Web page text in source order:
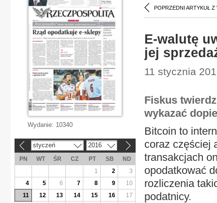
POPRZEDNI ARTYKUŁ Z
E-walutę
jej
11 stycznia
Fiskus
wykazać
Bitcoin to
coraz częściej
transakcjach
opodatkować
rozliczenia
podatnicy.
Wydanie: 10340
styczeń 2016
PN WT ŚR CZ PT SB
ND
1
2
3
4
5 6 7 8 9
10
11
12 13 14 15 16
17